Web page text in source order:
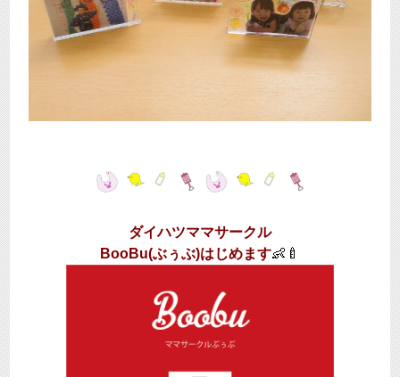
ダイハツママサークル
BooBu(ぶぅぶ)はじめます👶🍼